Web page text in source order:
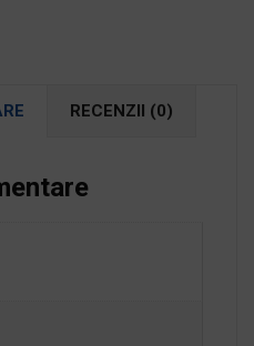
RECENZII (0)